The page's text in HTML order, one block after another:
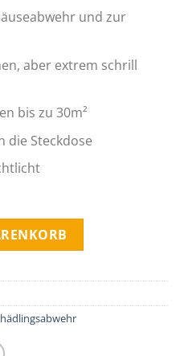
und zur
aber extrem schrill
bis zu 30m²
die Steckdose
Menge